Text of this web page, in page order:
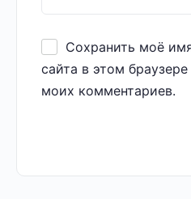
Сохранить моё
сайта в этом
моих комментариев.